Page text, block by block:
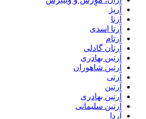
آرپژ
آرتا
آرتا اسدی
آرتام
آرتان گادلی
آرتبن بهادری
آرتين شاهوران
آرتی
آرتین
آرتین بهادری
آرتین سلیمانی
آردا